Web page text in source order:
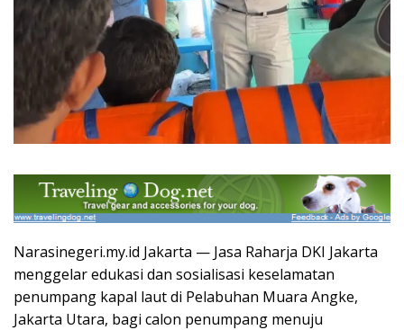
Narasinegeri.my.id Jakarta — Jasa Raharja DKI Jakarta
menggelar edukasi dan sosialisasi keselamatan
penumpang kapal laut di Pelabuhan Muara Angke,
Jakarta Utara, bagi calon penumpang menuju